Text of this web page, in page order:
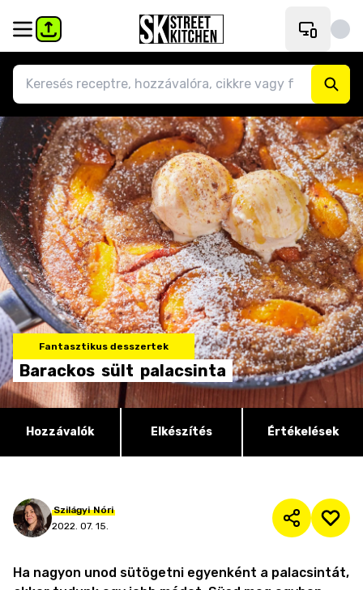
Fantasztikus desszertek
Barackos sült palacsinta
Hozzávalók Elkészítés Értékelések
Szilágyi Nóri
2022. 07. 15.
Ha nagyon unod sütögetni egyenként a palacsintát,